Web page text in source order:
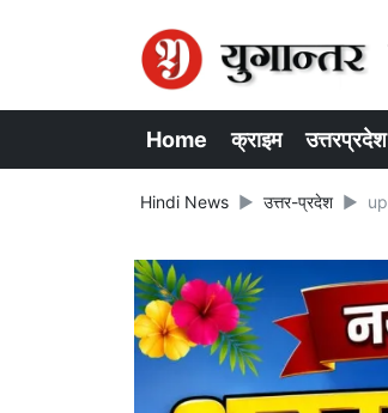
Home क्राइम
Hindi News उत्तर-प्रदेश